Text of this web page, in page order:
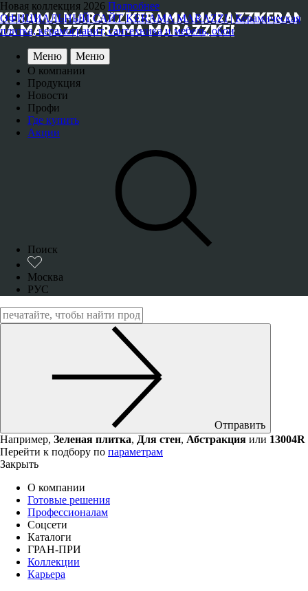
Новая коллекция 2026 Подробнее
ОФИЦИАЛЬНЫЙ САЙТ KERAMA MARAZZI | Керамическая
плитка, керамогранит, сантехника и мебель, обои
Меню
Меню
О компании
Продукция
Новости
Профи
Где купить
Акции
Поиск
Москва
РУС
Отправить
Например, Зеленая плитка, Для стен, Абстракция или 13004R
Перейти к подбору по параметрам
Закрыть
О компании
Готовые решения
Профессионалам
Соцсети
Каталоги
ГРАН-ПРИ
Коллекции
Карьера